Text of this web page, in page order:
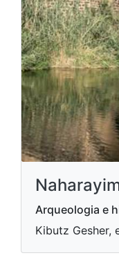
Arqueologia e
Kibutz Gesher,